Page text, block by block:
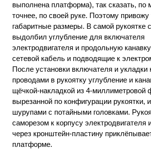
выполнена платформа), так сказать, по
точнее, по своей руке. Поэтому привожу
габаритные размеры. В самой рукоятке
выдолбил углубление для включателя
электродвигателя и продольную
сетевой кабель и подводящие к
После установки включателя и укладки
проводами в рукоятку углубление и
щёчкой-накладкой из 4-миллиметровой
вырезанной по конфигурации рукоятки,
шурупами с потайными головками.
саморезом к корпусу электродвигателя
через кронштейн-пластину
платформе.